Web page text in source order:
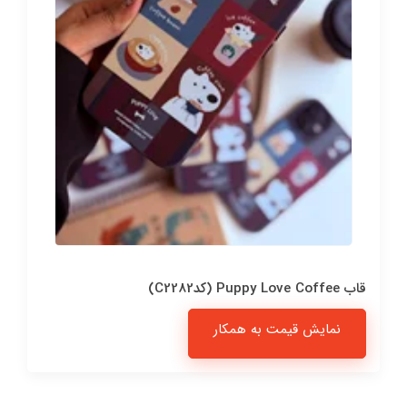
قاب Puppy Love Coffee (کدC2282)
نمایش قیمت به همکار